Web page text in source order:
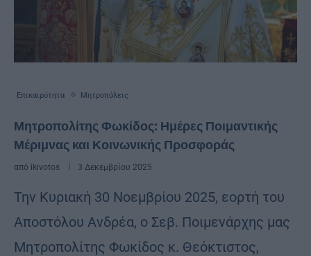
Επικαιρότητα Μητροπόλεις
Μητροπολίτης Φωκίδος: Ημέρες Ποιμαντικής
Μέριμνας και Κοινωνικής Προσφοράς
από ikivotos 3 Δεκεμβρίου 2025
Την Κυριακή 30 Νοεμβρίου 2025, εορτή του
Αποστόλου Ανδρέα, ο Σεβ. Ποιμενάρχης μας
Μητροπολίτης Φωκίδος κ. Θεόκτιστος,